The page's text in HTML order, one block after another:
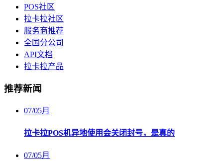
POS社区
拉卡拉社区
服务商推荐
全国分公司
API文档
拉卡拉产品
推荐新闻
07/05月
拉卡拉POS机异地使用会关闭封号，是真的
07/05月